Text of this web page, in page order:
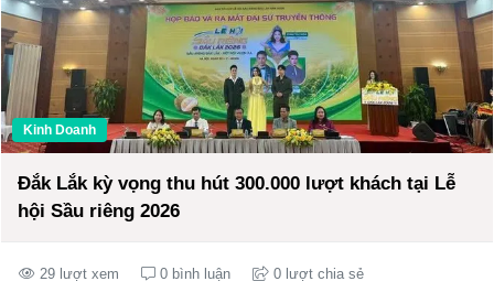
Kinh Doanh
Đắk Lắk kỳ vọng thu hút 300.000 lượt khách tại Lễ
hội Sầu riêng 2026
29 lượt xem 0 bình luận 0 lượt chia sẻ